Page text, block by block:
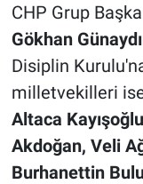
CHP Grup
Gökhan
Disiplin
milletvekilleri
Altaca
Akdoğan, Veli
Burhanettin